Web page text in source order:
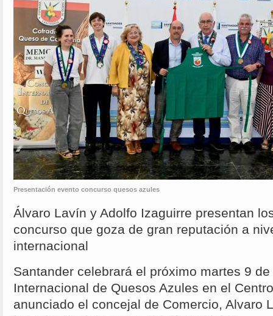
Presentación evento concurso quesos azules
Álvaro Lavín y Adolfo Izaguirre presentan
concurso que goza de gran reputación a
internacional
Santander celebrará el próximo martes 9
Internacional de Quesos Azules en el
anunciado el concejal de Comercio, Alvaro